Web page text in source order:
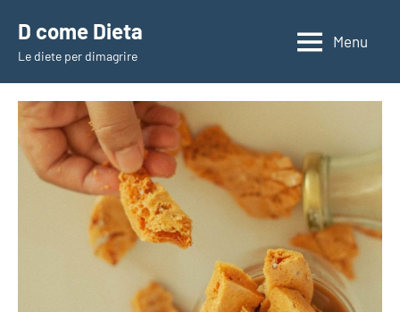
contenuto
D come Dieta
Le diete per dimagrire
Menu